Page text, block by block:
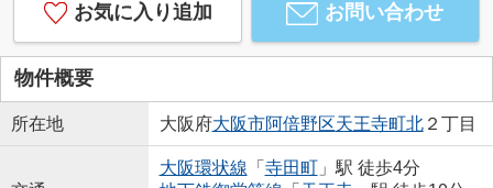
お気に入り追加 お問い合わせ
物件概要
所在地 大阪府大阪市阿倍野区天王寺町北２丁目
大阪環状線 「 寺田町」駅 徒歩4分